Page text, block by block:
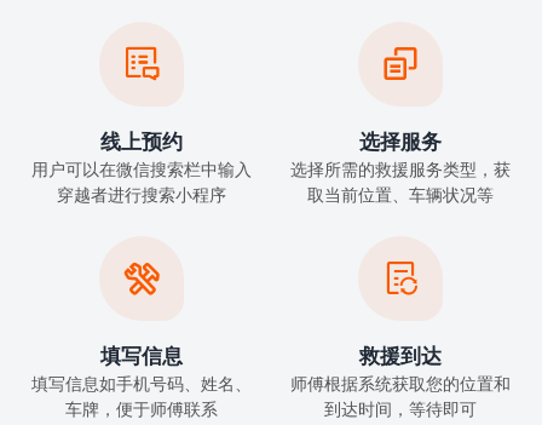

线上预约
用户可以在微信搜索栏中输入
穿越者进行搜索小程序

选择服务
选择所需的救援服务类型，获
取当前位置、车辆状况等

填写信息
填写信息如手机号码、姓名、
车牌，便于师傅联系

救援到达
师傅根据系统获取您的位置和
到达时间，等待即可